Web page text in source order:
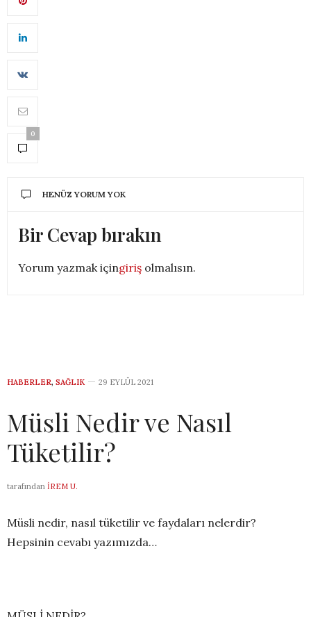
0
HENÜZ YORUM YOK
Bir Cevap bırakın
Yorum yazmak içingiriş olmalısın.
HABERLER, SAĞLIK 29 EYLÜL 2021
Müsli Nedir ve Nasıl
Tüketilir?
tarafından İREM U.
Müsli nedir, nasıl tüketilir ve faydaları nelerdir?
Hepsinin cevabı yazımızda…